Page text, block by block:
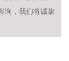
询，我们将诚挚